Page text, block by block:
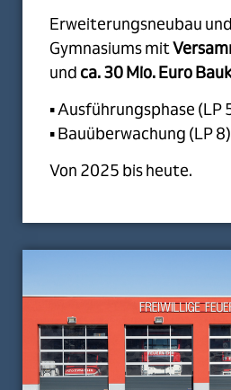
Erweiterungsneubau
Gymnasiums mit
und ca. 30 Mio. Euro
▪ Ausführungsphase (LP
▪ Bauüberwachung (LP 8)
Von 2025 bis heute.